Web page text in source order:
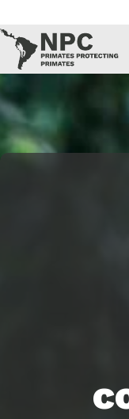
Saltar
al
contenido